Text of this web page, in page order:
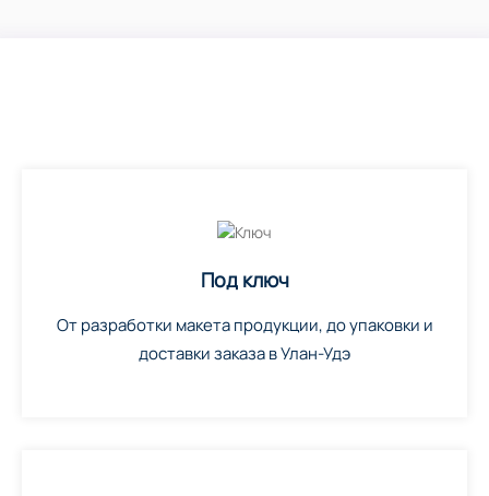
Под ключ
От разработки макета продукции, до упаковки и
доставки заказа в Улан-Удэ